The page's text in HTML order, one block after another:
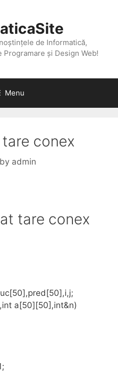
de Informatică,
și Design Web!
Menu
conex
by admin
tare conex
a[50][50],int&n)